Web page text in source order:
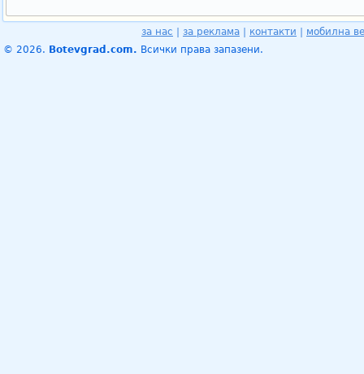
за нас за реклама контакти
мобилна
© 2026. Botevgrad.com. Всички права запазени.